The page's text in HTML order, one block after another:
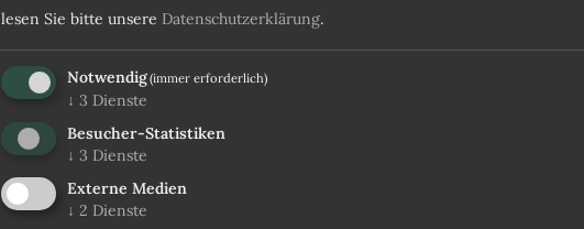
248 €
214 €
220 €
lesen Sie bitte unsere Datenschutzerklärung.
Notwendig(immer erforderlich)
↓ 3 Dienste
Besucher-Statistiken
↓ 3 Dienste
Externe Medien
↓ 2 Dienste